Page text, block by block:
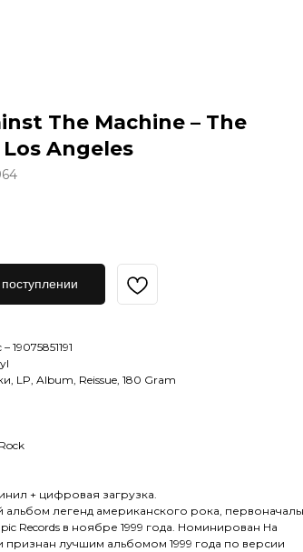
The Machine – The
Angeles
19075851191
LP, Album, Reissue, 180 Gram
+ цифровая загрузка.
альбом легенд американского рока,
Records в ноябре 1999 года. Номинирован На
лучшим альбомом 1999 года по версии